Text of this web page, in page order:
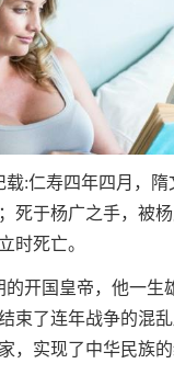
载:仁寿四年四月，
死于杨广之手，被
时死亡。
的开国皇帝，他一生
束了连年战争的混
，实现了中华民族的